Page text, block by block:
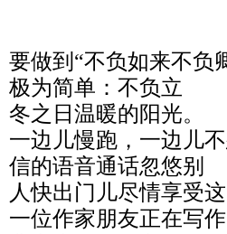
要做到“不负如来不负
极为简单：不负立
冬之日温暖的阳光。
一边儿慢跑，一边儿
信的语音通话忽悠别
人快出门儿尽情享受
一位作家朋友正在写